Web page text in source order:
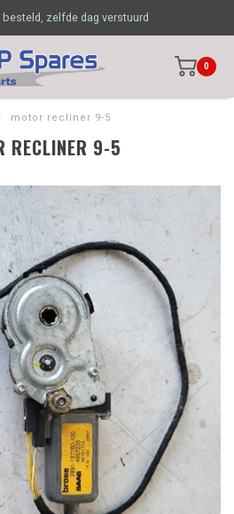
zelfde dag verstuurd
0
motor recliner 9-5
RECLINER 9-5